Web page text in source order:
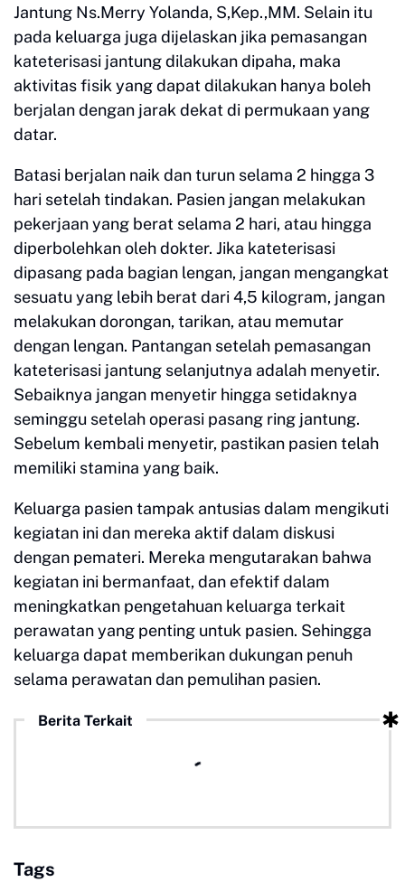
Jantung Ns.Merry Yolanda, S,Kep.,MM. Selain itu
pada keluarga juga dijelaskan jika pemasangan
kateterisasi jantung dilakukan dipaha, maka
aktivitas fisik yang dapat dilakukan hanya boleh
berjalan dengan jarak dekat di permukaan yang
datar.
Batasi berjalan naik dan turun selama 2 hingga 3
hari setelah tindakan. Pasien jangan melakukan
pekerjaan yang berat selama 2 hari, atau hingga
diperbolehkan oleh dokter. Jika kateterisasi
dipasang pada bagian lengan, jangan mengangkat
sesuatu yang lebih berat dari 4,5 kilogram, jangan
melakukan dorongan, tarikan, atau memutar
dengan lengan. Pantangan setelah pemasangan
kateterisasi jantung selanjutnya adalah menyetir.
Sebaiknya jangan menyetir hingga setidaknya
seminggu setelah operasi pasang ring jantung.
Sebelum kembali menyetir, pastikan pasien telah
memiliki stamina yang baik.
Keluarga pasien tampak antusias dalam mengikuti
kegiatan ini dan mereka aktif dalam diskusi
dengan pemateri. Mereka mengutarakan bahwa
kegiatan ini bermanfaat, dan efektif dalam
meningkatkan pengetahuan keluarga terkait
perawatan yang penting untuk pasien. Sehingga
keluarga dapat memberikan dukungan penuh
selama perawatan dan pemulihan pasien.
Berita Terkait
Tags